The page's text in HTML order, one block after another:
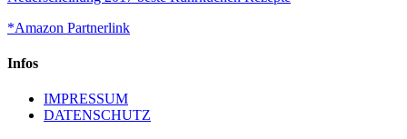
*Amazon Partnerlink
Infos
IMPRESSUM
DATENSCHUTZ